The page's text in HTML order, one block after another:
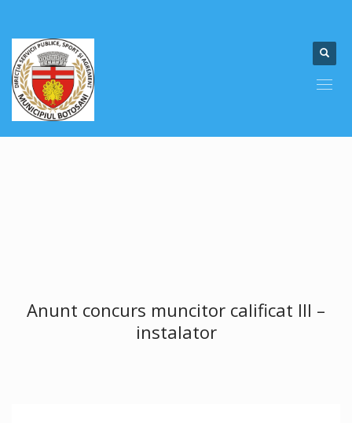
Anunt concurs muncitor calificat III –
instalator